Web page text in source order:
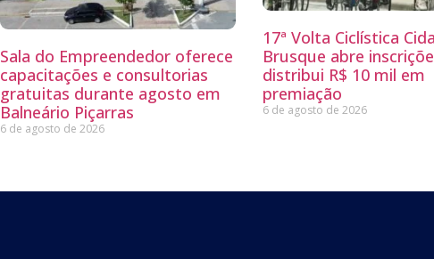
Sala do Empreendedor oferece
capacitações e consultorias
gratuitas durante agosto em
Balneário Piçarras
6 de agosto de 2026
17ª Volta Ciclística
Brusque abre
distribui R$ 10 mil em
premiação
6 de agosto de 2026